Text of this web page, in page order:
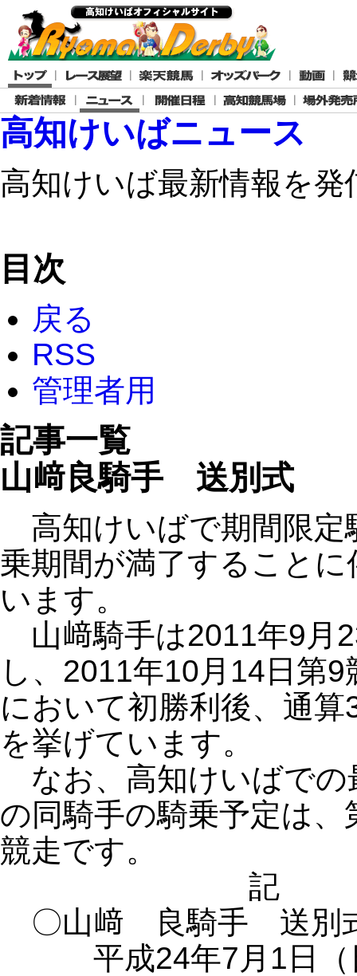
高知けいばニュース
高知けいば最新情報を発
目次
戻る
RSS
管理者用
記事一覧
山﨑良騎手 送別式
高知けいばで期間限定
乗期間が満了すること
います。
山﨑騎手は2011年9月
し、2011年10月14日第
において初勝利後、通
を挙げています。
なお、高知けいばでの
の同騎手の騎乗予定は
競走です。
記
〇山﨑 良騎手 送別
平成24年7月1日（